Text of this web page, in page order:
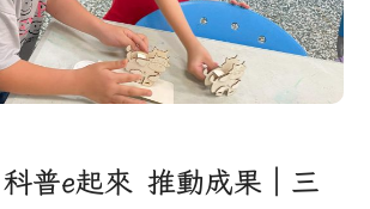
普e起來 推動成果｜三